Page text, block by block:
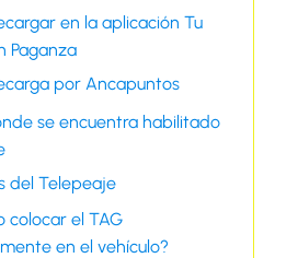
en la aplicación Tu
Paganza
por Ancapuntos
se encuentra habilitado
del Telepeaje
colocar el TAG
en el vehículo?